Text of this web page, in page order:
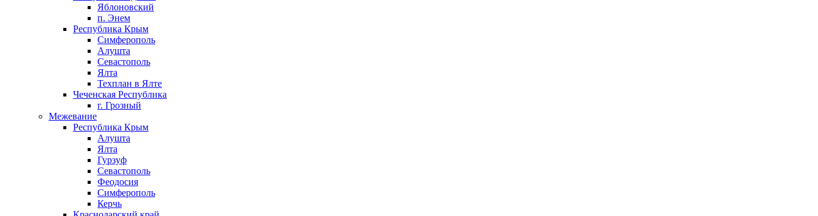
Яблоновский
п. Энем
Республика Крым
Симферополь
Алушта
Севастополь
Ялта
Техплан в Ялте
Чеченская Республика
г. Грозный
Межевание
Республика Крым
Алушта
Ялта
Гурзуф
Севастополь
Феодосия
Симферополь
Керчь